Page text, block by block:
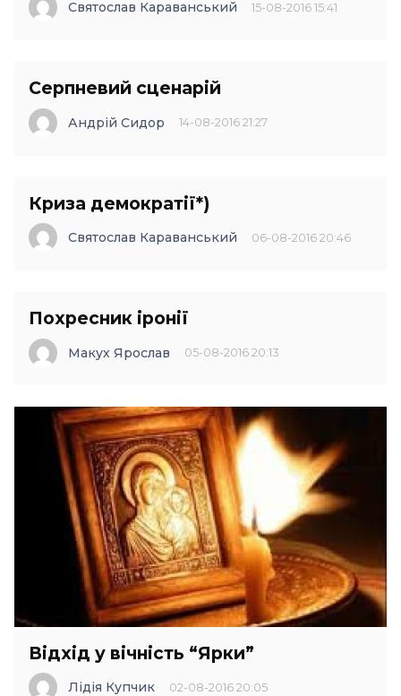
Святослав Караванський 15-08-2016 15:41
Серпневий сценарій
Андрій Сидор 14-08-2016 21:27
Криза демократії*)
Святослав Караванський 06-08-2016 20:46
Похресник іронії
Макух Ярослав 05-08-2016 20:13
Відхід у вічність “Ярки”
Лідія Купчик 02-08-2016 20:05